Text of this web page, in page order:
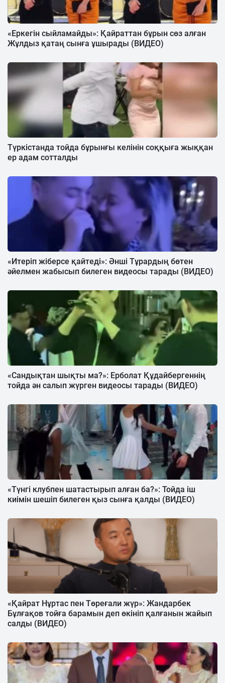
«Еркегін сыйламайды»: Қайраттан бұрын сөз алған
Жұлдыз қатаң сынға ұшырады (ВИДЕО)
Түркістанда тойда бұрынғы келінін соққыға жыққан
ер адам сотталды
«Итеріп жіберсе қайтеді»: Әнші Тұрардың бөтен
әйелмен жабысып билеген видеосы тарады (ВИДЕО)
«Сандықтан шықты ма?»: Ерболат Құдайбергеннің
тойда ән салып жүрген видеосы тарады (ВИДЕО)
«Түнгі клубпен шатастырып алған ба?»: Тойда іш
киімін шешіп билеген қыз сынға қалды (ВИДЕО)
«Қайрат Нұртас пен Төреғали жүр»: Жандарбек
Бұлғақов тойға барамын деп өкініп қалғанын жайып
салды (ВИДЕО)